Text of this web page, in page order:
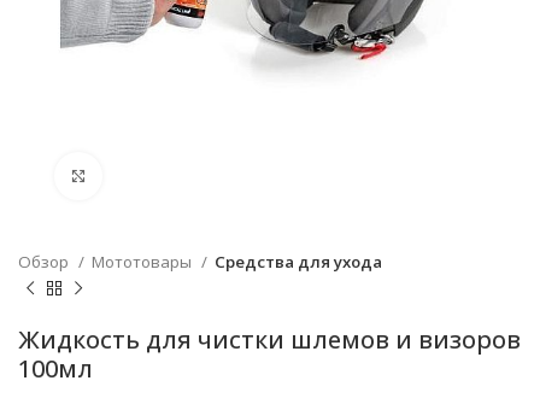
Обзор Мототовары Средства для ухода
Жидкость для чистки шлемов и визоров
100мл